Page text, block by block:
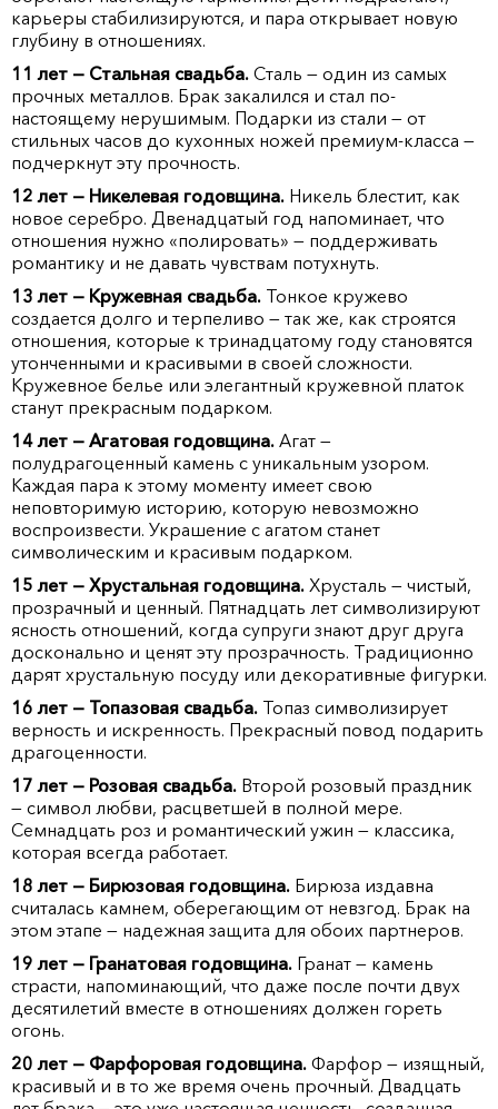
карьеры стабилизируются, и пара открывает новую
глубину в отношениях.
11 лет — Стальная свадьба. Сталь — один из самых
прочных металлов. Брак закалился и стал по-
настоящему нерушимым. Подарки из стали — от
стильных часов до кухонных ножей премиум-класса —
подчеркнут эту прочность.
12 лет — Никелевая годовщина. Никель блестит, как
новое серебро. Двенадцатый год напоминает, что
отношения нужно «полировать» — поддерживать
романтику и не давать чувствам потухнуть.
13 лет — Кружевная свадьба. Тонкое кружево
создается долго и терпеливо — так же, как строятся
отношения, которые к тринадцатому году становятся
утонченными и красивыми в своей сложности.
Кружевное белье или элегантный кружевной платок
станут прекрасным подарком.
14 лет — Агатовая годовщина. Агат —
полудрагоценный камень с уникальным узором.
Каждая пара к этому моменту имеет свою
неповторимую историю, которую невозможно
воспроизвести. Украшение с агатом станет
символическим и красивым подарком.
15 лет — Хрустальная годовщина. Хрусталь — чистый,
прозрачный и ценный. Пятнадцать лет символизируют
ясность отношений, когда супруги знают друг друга
досконально и ценят эту прозрачность. Традиционно
дарят хрустальную посуду или декоративные фигурки.
16 лет — Топазовая свадьба. Топаз символизирует
верность и искренность. Прекрасный повод подарить
драгоценности.
17 лет — Розовая свадьба. Второй розовый праздник
— символ любви, расцветшей в полной мере.
Семнадцать роз и романтический ужин — классика,
которая всегда работает.
18 лет — Бирюзовая годовщина. Бирюза издавна
считалась камнем, оберегающим от невзгод. Брак на
этом этапе — надежная защита для обоих партнеров.
19 лет — Гранатовая годовщина. Гранат — камень
страсти, напоминающий, что даже после почти двух
десятилетий вместе в отношениях должен гореть
огонь.
20 лет — Фарфоровая годовщина. Фарфор — изящный,
красивый и в то же время очень прочный. Двадцать